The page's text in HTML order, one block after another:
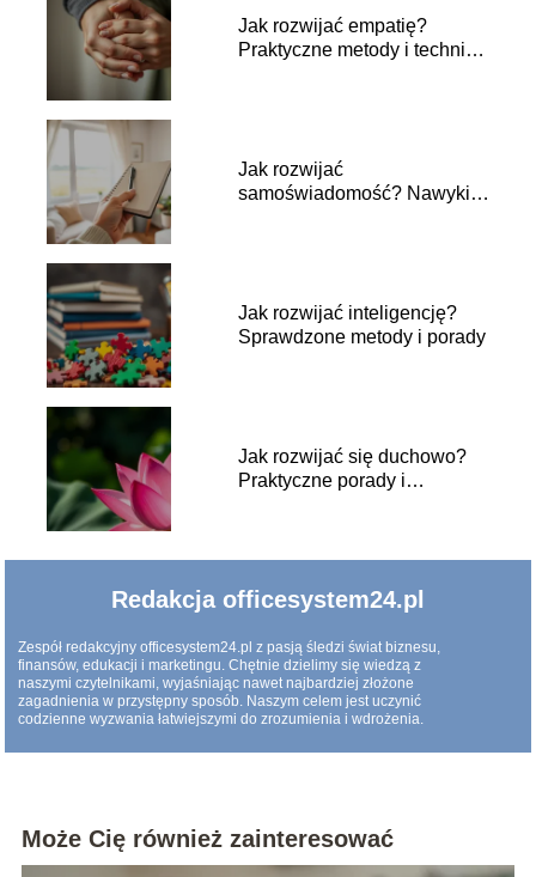
Jak rozwijać empatię?
Praktyczne metody i techniki
Jak rozwijać
samoświadomość? Nawyki,
Jak rozwijać inteligencję?
Sprawdzone metody i porady
Jak rozwijać się duchowo?
Praktyczne porady i
Redakcja officesystem24.pl
Zespół redakcyjny officesystem24.pl z pasją śledzi świat biznesu,
finansów, edukacji i marketingu. Chętnie dzielimy się wiedzą z
naszymi czytelnikami, wyjaśniając nawet najbardziej złożone
zagadnienia w przystępny sposób. Naszym celem jest uczynić
codzienne wyzwania łatwiejszymi do zrozumienia i wdrożenia.
Może Cię również zainteresować